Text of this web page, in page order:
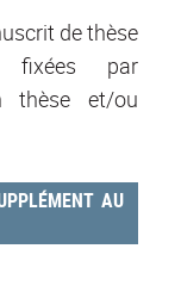
de thèse
fixées par
thèse et/ou
AU